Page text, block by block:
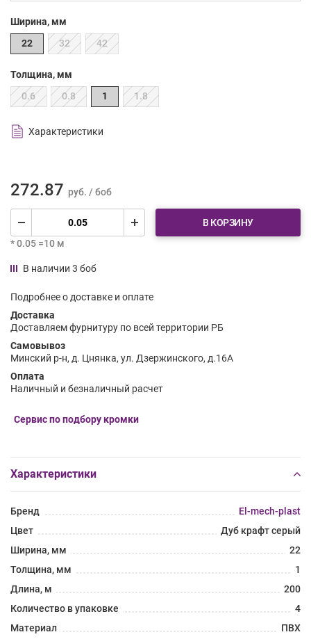
Ширина, мм
22
32 42
Толщина, мм
0.6
0.8 1 1.8
Характеристики
272.87 руб. / боб
В КОРЗИНУ
* 0.05 =10 м
В наличии 3 боб
Подробнее о доставке и оплате
Доставка
Доставляем фурнитуру по всей территории РБ
Самовывоз
Минский р-н, д. Цнянка, ул. Дзержинского, д.16А
Оплата
Наличный и безналичный расчет
Сервис по подбору кромки
Характеристики
Бренд
El-mech-plast
Цвет
Дуб крафт серый
Ширина, мм
22
Толщина, мм
1
Длина, м
200
Количество в упаковке
4
Материал
ПВХ